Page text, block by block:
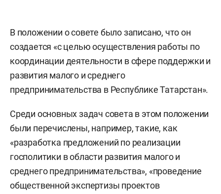
В положении о совете было записано, что он
создается «с целью осуществления работы по
координации деятельности в сфере поддержки и
развития малого и среднего
предпринимательства в Республике Татарстан».
Среди основных задач совета в этом положении
были перечислены, например, такие, как
«разработка предложений по реализации
госполитики в области развития малого и
среднего предпринимательства», «проведение
общественной экспертизы проектов